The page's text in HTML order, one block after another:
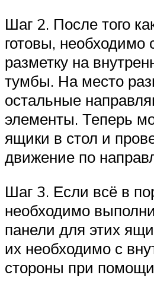
Шаг 2. После того
готовы, необходимо
разметку на
тумбы. На место
остальные
элементы. Теперь
ящики в стол и
движение по
Шаг 3. Если всё в
необходимо
панели для этих
их необходимо с
стороны при